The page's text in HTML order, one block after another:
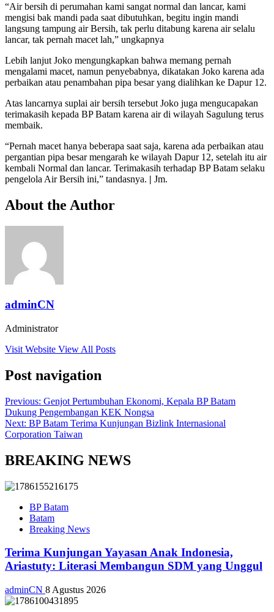
“Air bersih di perumahan kami sangat normal dan lancar, kami
mengisi bak mandi pada saat dibutuhkan, begitu ingin mandi
langsung tampung air Bersih, tak perlu ditabung karena air selalu
lancar, tak pernah macet lah,” ungkapnya
Lebih lanjut Joko mengungkapkan bahwa memang pernah
mengalami macet, namun penyebabnya, dikatakan Joko karena ada
perbaikan atau penambahan pipa besar yang dialihkan ke Dapur 12.
Atas lancarnya suplai air bersih tersebut Joko juga mengucapakan
terimakasih kepada BP Batam karena air di wilayah Sagulung terus
membaik.
“Pernah macet hanya beberapa saat saja, karena ada perbaikan atau
pergantian pipa besar mengarah ke wilayah Dapur 12, setelah itu air
kembali Normal dan lancar. Terimakasih terhadap BP Batam selaku
pengelola Air Bersih ini,” tandasnya. | Jm.
About the Author
adminCN
Administrator
Visit Website View All Posts
Post navigation
Previous: Genjot Pertumbuhan Ekonomi, Kepala BP Batam
Dukung Pengembangan KEK Nongsa
Next: BP Batam Terima Kunjungan Bizlink Internasional
Corporation Taiwan
BREAKING NEWS
BP Batam
Batam
Breaking News
Terima Kunjungan Yayasan Anak Indonesia,
Ariastuty: Literasi Membangun SDM yang Unggul
adminCN 8 Agustus 2026